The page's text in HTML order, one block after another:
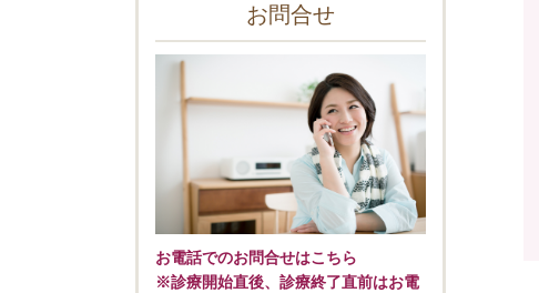
お問合せ
お電話でのお問合せはこちら
※診療開始直後、診療終了直前はお電